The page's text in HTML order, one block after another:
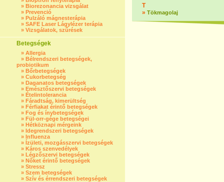
» Biorezonancia vizsgálat
» Prevenció
» Pulzáló mágnesterápia
» SAFE Laser Lágylézer terápia
» Vizsgálatok, szűrések
Betegségek
» Allergia
» Bélrendszeri betegségek,
probiotikum
» Bőrbetegségek
» Cukorbetegség
» Daganatos betegségek
» Emésztőszervi betegségek
» Ételintolerancia
» Fáradtság, kimerültség
» Férfiakat érintő betegségek
» Fog és ínybetegségek
» Fül-orr-gége betegségei
» Hétköznapi mérgeink
» Idegrendszeri betegségek
» Influenza
» Ízületi, mozgásszervi betegségek
» Káros szenvedélyek
» Légzőszervi betegségek
» Nőket érintő betegségek
» Stressz
» Szem betegségek
» Szív és érrendszeri betegségek
T
» Tökmagolaj